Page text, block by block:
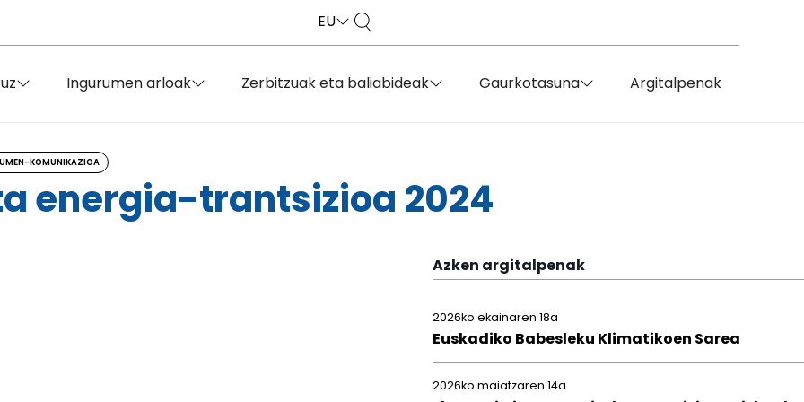
EU
Ingurumen arloak Zerbitzuak eta baliabideak Gaurkotasuna Argitalpenak
KOMUNIKAZIOA
energia-trantsizioa 2024
Azken argitalpenak
2026ko ekainaren 18a
Euskadiko Babesleku Klimatikoen Sarea
2026ko maiatzaren 14a